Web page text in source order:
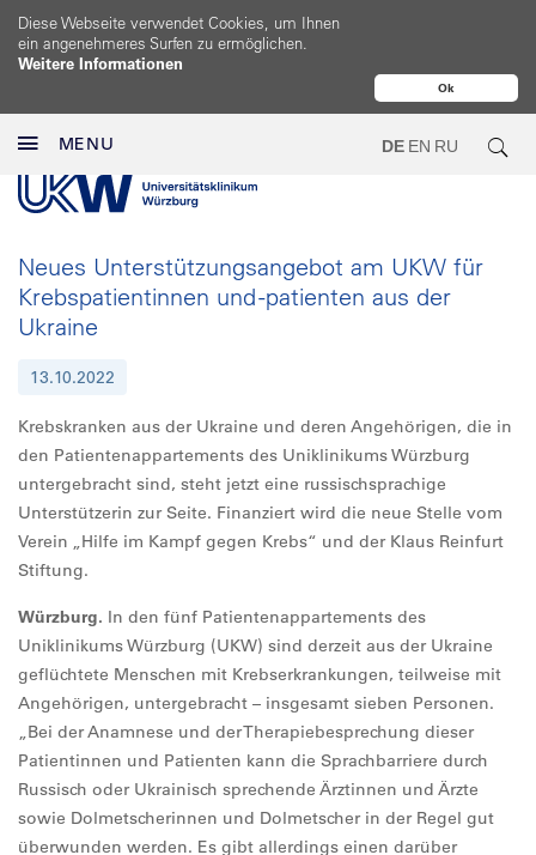
Ok
Diese Webseite verwendet Cookies, um Ihnen
ein angenehmeres Surfen zu ermöglichen.
Weitere Informationen
MENU DE EN RU
Neues Unterstützungsangebot am UKW für
Krebspatientinnen und -patienten aus der
Ukraine
13.10.2022
Krebskranken aus der Ukraine und deren Angehörigen, die in
den Patientenappartements des Uniklinikums Würzburg
untergebracht sind, steht jetzt eine russischsprachige
Unterstützerin zur Seite. Finanziert wird die neue Stelle vom
Verein „Hilfe im Kampf gegen Krebs“ und der Klaus Reinfurt
Stiftung.
Würzburg. In den fünf Patientenappartements des
Uniklinikums Würzburg (UKW) sind derzeit aus der Ukraine
geflüchtete Menschen mit Krebserkrankungen, teilweise mit
Angehörigen, untergebracht – insgesamt sieben Personen.
„Bei der Anamnese und der Therapiebesprechung dieser
Patientinnen und Patienten kann die Sprachbarriere durch
Russisch oder Ukrainisch sprechende Ärztinnen und Ärzte
sowie Dolmetscherinnen und Dolmetscher in der Regel gut
überwunden werden. Es gibt allerdings einen darüber